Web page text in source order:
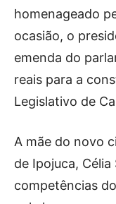
homenageado
ocasião, o
emenda do
reais para a
Legislativo de
A mãe do novo
de Ipojuca,
competências